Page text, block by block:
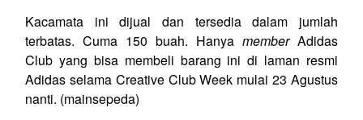
Kacamata ini dijual dan tersedia dalam jumlah
terbatas. Cuma 150 buah. Hanya memberAdidas
Club yang bisa membeli barang ini di laman resmi
Adidas selama Creative Club Week mulai 23 Agustus
nanti. (mainsepeda)